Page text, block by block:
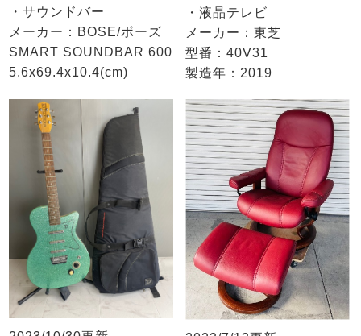
・サウンドバー
メーカー：BOSE/ボーズ
SMART SOUNDBAR 600
5.6x69.4x10.4(cm)
・液晶テレビ
メーカー：東芝
型番：40V31
製造年：2019